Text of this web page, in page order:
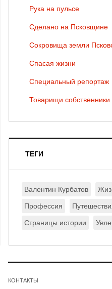
Рука на пульсе
Сделано на Псковщине
Сокровища земли
Спасая жизни
Специальный репортаж
Товарищи собственники
ТЕГИ
Валентин Курбатов
Профессия
Страницы истории
КОНТАКТЫ